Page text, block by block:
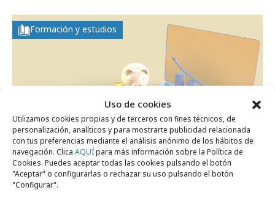
Uso de cookies
Utilizamos cookies propias y de terceros con fines técnicos, de
personalización, analíticos y para mostrarte publicidad relacionada
con tus preferencias mediante el análisis anónimo de los hábitos de
navegación. Clica AQUÍpara más información sobre la Política de
Cookies. Puedes aceptar todas las cookies pulsando el botón
"Aceptar" o configurarlas o rechazar su uso pulsando el botón
"Configurar".
Formación y estudios
jueves, 9 de octubre 2025
El comercio online, ¿un aliado para